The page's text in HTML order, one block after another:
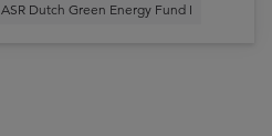
ASR Dutch Green Energy Fund I